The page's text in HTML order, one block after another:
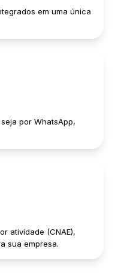
em uma única
por WhatsApp,
atividade (CNAE),
sua empresa.